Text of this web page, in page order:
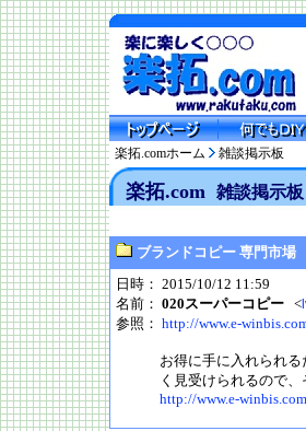
楽拓.comホーム 雑談掲示板
楽拓.com 雑談掲示板
ブランドコピー 専門市場
日時： 2015/10/12 11:59
名前： 020スーパーコピー <
参照： http://www.e-
お得に手に入れられ
く見受けられるので
http://www.e-winbis.com